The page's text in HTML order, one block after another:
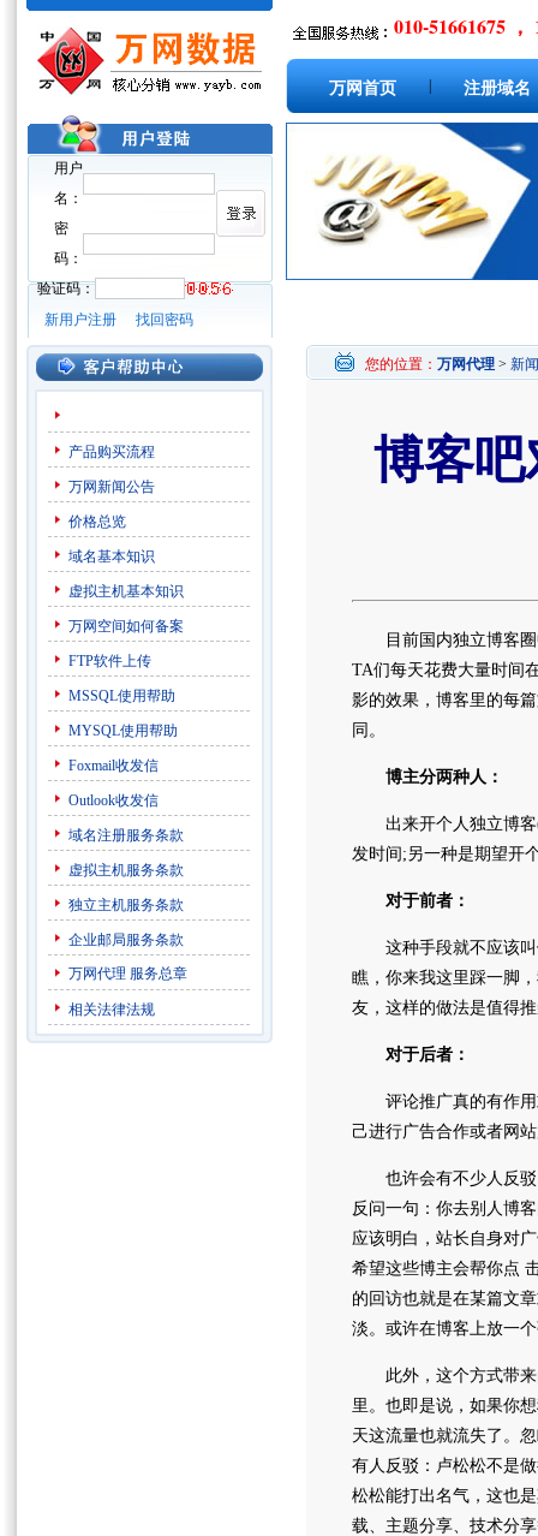
用户
名：
密
码：
验证码：
新用户注册
找回密码
010-51661675 ，
万网首页 注册域名
产品购买流程
万网新闻公告
价格总览
域名基本知识
虚拟主机基本知识
万网空间如何备案
FTP软件上传
MSSQL使用帮助
MYSQL使用帮助
Foxmail收发信
Outlook收发信
域名注册服务条款
虚拟主机服务条款
独立主机服务条款
企业邮局服务条款
万网代理 服务总章
相关法律法规
您的位置： 万网代理 > 新
博客
目前国内独立博客圈
TA们每天花费大量时间
影的效果，博客里的每
同。
博主分两种人：
出来开个人独立博客(
发时间;另一种是期望开
对于前者：
这种手段就不应该叫
瞧，你来我这里踩一脚
友，这样的做法是值得
对于后者：
评论推广真的有作用
己进行广告合作或者网
也许会有不少人反驳
反问一句：你去别人博
应该明白，站长自身对
希望这些博主会帮你点
的回访也就是在某篇文
淡。或许在博客上放一
此外，这个方式带来
里。也即是说，如果你
天这流量也就流失了。
有人反驳：卢松松不是
松松能打出名气，这也
载、主题分享、技术分